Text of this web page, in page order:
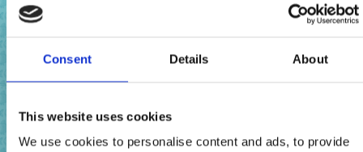
Consent Details About
This website uses cookies
We use cookies to personalise content and ads, to provide
11. MJESEC PLAVE
A KÉK HAL HÓNAPJA